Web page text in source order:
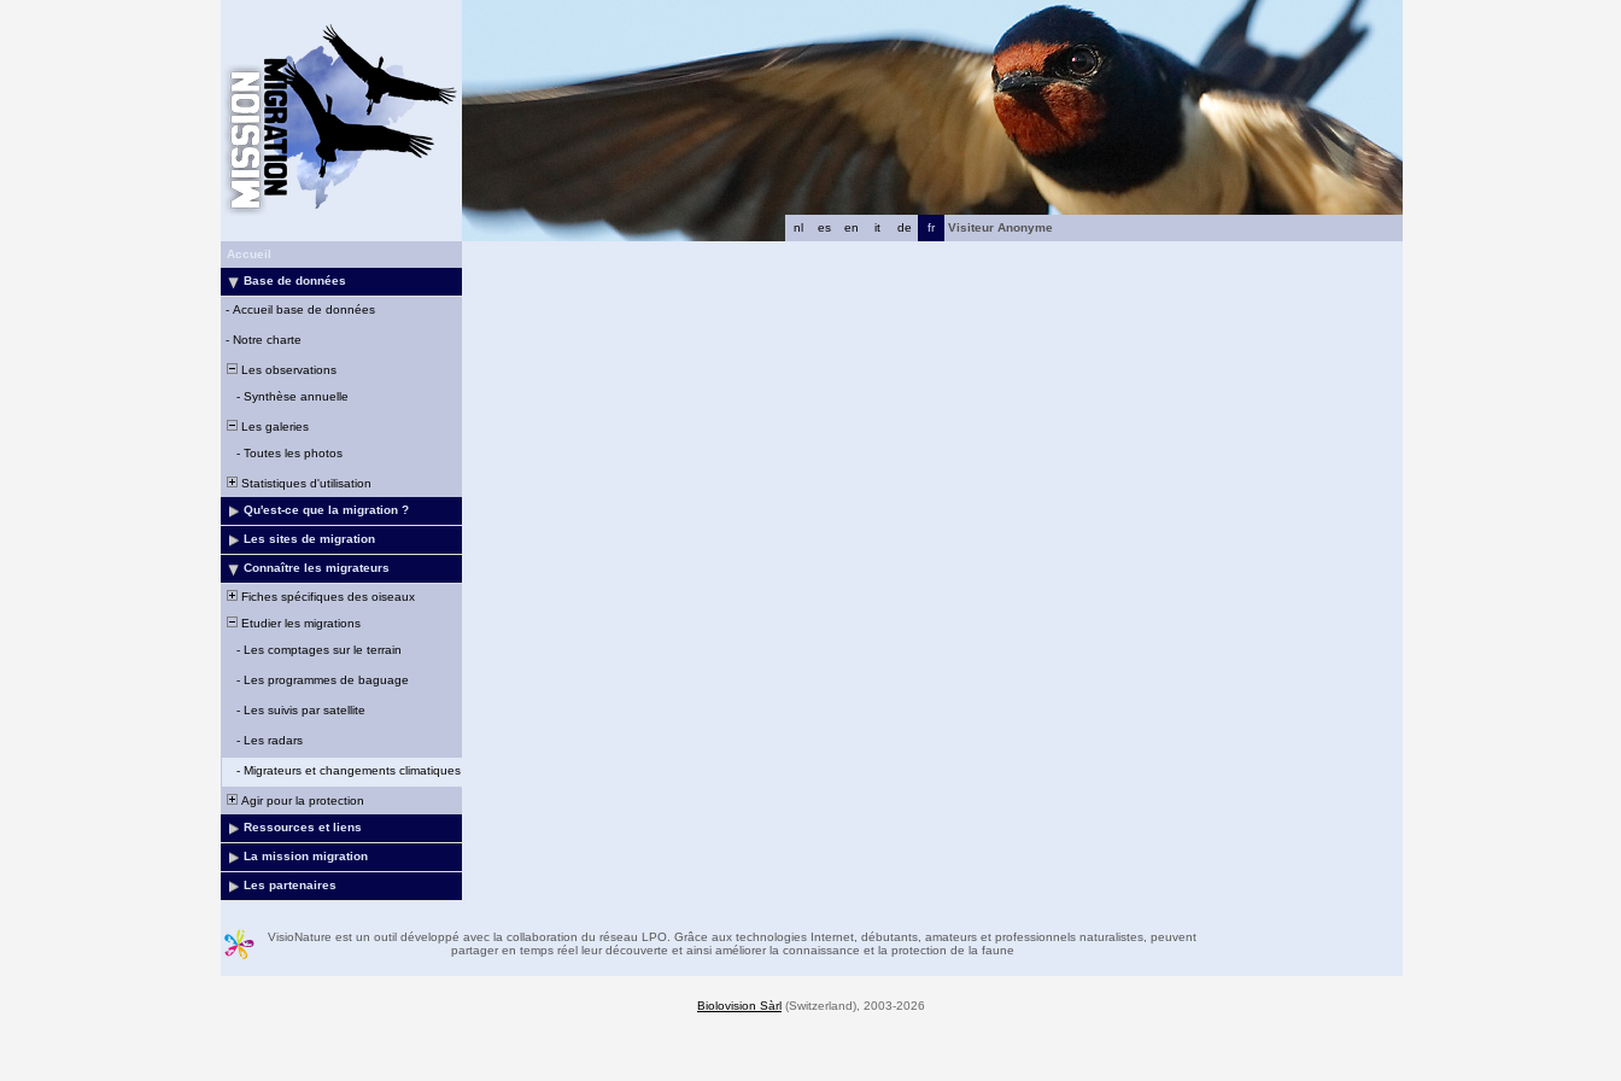
fr
de
it
en
es
nl
Visiteur Anonyme
Accueil
Base de données
- Accueil base de données
- Notre charte
Les observations
- Synthèse annuelle
Les galeries
- Toutes les photos
Statistiques d'utilisation
Qu'est-ce que la migration ?
Les sites de migration
Connaître les migrateurs
Fiches spécifiques des oiseaux
Etudier les migrations
- Les comptages sur le terrain
- Les programmes de baguage
- Les suivis par satellite
- Les radars
- Migrateurs et changements climatiques
Agir pour la protection
Ressources et liens
La mission migration
Les partenaires
VisioNature est un outil développé avec la collaboration du réseau LPO. Grâce aux technologies Internet, débutants, amateurs et professionnels naturalistes, peuvent
partager en temps réel leur découverte et ainsi améliorer la connaissance et la protection de la faune
Biolovision Sàrl (Switzerland), 2003-2026